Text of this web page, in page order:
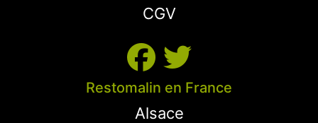
CGV
Restomalin en France
Alsace